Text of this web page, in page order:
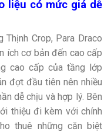
liệu có mức giá dễ
Crop, Para Draco
ích cơ bản đến cao cấp
cao cấp của tầng lớp
đợt đầu tiên nên nhiều
dễ chịu và hợp lý. Bên
thiệu đi kèm với chính
thuê những căn biệt